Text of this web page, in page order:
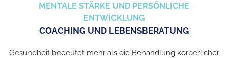
MENTALE STÄRKE UND PERSÖNLICHE
ENTWICKLUNG
COACHING UND LEBENSBERATUNG
Gesundheit bedeutet mehr als die Behandlung körperlicher